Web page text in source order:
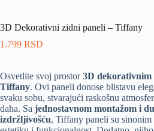
3D Dekorativni zidni paneli – Tiffany
1.799 RSD
Osvetlite svoj prostor3D dekorativnim
Tiffany. Ovi paneli donose blistavu
svaku sobu, stvarajući raskošnu
daha. Sa jednostavnom montažom i
izdržljivošću, Tiffany paneli su sinonim